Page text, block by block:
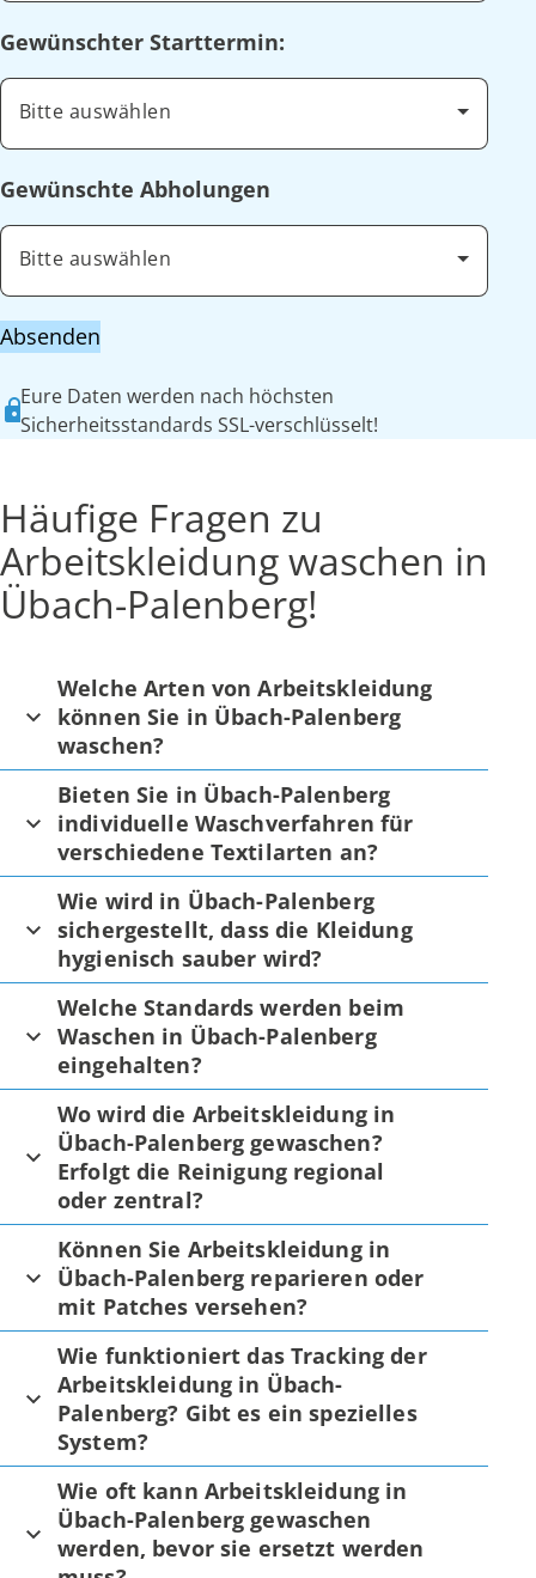
Gewünschter Starttermin:
Bitte auswählen
Gewünschte Abholungen
Bitte auswählen
Absenden
Eure Daten werden nach höchsten
Sicherheitsstandards SSL-verschlüsselt!
Häufige Fragen zu
Arbeitskleidung waschen in
Übach-Palenberg!
Welche Arten von Arbeitskleidung
können Sie in Übach-Palenberg
waschen?
Bieten Sie in Übach-Palenberg
individuelle Waschverfahren für
verschiedene Textilarten an?
Wie wird in Übach-Palenberg
sichergestellt, dass die Kleidung
hygienisch sauber wird?
Welche Standards werden beim
Waschen in Übach-Palenberg
eingehalten?
Wo wird die Arbeitskleidung in
Übach-Palenberg gewaschen?
Erfolgt die Reinigung regional
oder zentral?
Können Sie Arbeitskleidung in
Übach-Palenberg reparieren oder
mit Patches versehen?
Wie funktioniert das Tracking der
Arbeitskleidung in Übach-
Palenberg? Gibt es ein spezielles
System?
Wie oft kann Arbeitskleidung in
Übach-Palenberg gewaschen
werden, bevor sie ersetzt werden